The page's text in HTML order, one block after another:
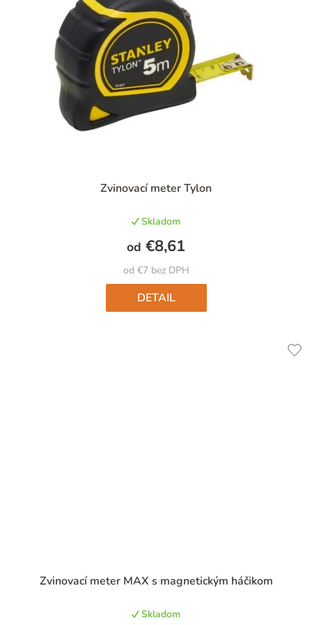
Zvinovací meter Tylon
hodnotenie
je
5,0
z
5
hviezdičiek.
Skladom
od €7 bez DPH
od €8,61
DETAIL
Zvinovací meter MAX s magnetickým háčikom
hodnotenie
je
Skladom